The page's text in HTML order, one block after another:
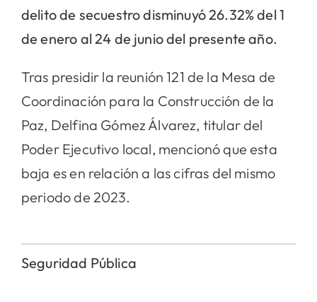
delito de secuestro disminuyó 26.32% del 1
de enero al 24 de junio del presente año.
Tras presidir la reunión 121 de la Mesa de
Coordinación para la Construcción de la
Paz, Delfina Gómez Álvarez, titular del
Poder Ejecutivo local, mencionó que esta
baja es en relación a las cifras del mismo
periodo de 2023.
Seguridad Pública